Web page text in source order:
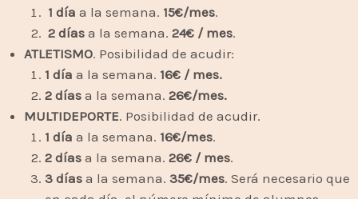
1 día a la semana. 15€/mes.
2 díasa la semana. 24€ / mes.
ATLETISMO. Posibilidad de acudir:
1 día a la semana. 16€ / mes.
2 días a la semana. 26€/mes.
MULTIDEPORTE. Posibilidad de acudir.
1 día a la semana. 16€/mes.
2 díasa la semana. 26€ / mes.
3 díasa la semana. 35€/mes. Será necesario que